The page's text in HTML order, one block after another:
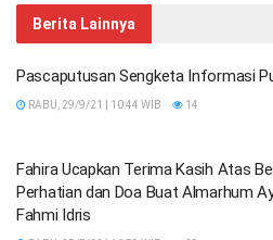
Berita Lainnya
Pascaputusan Sengketa Informasi
RABU, 29/9/21 | 10:44 WIB 14
Fahira Ucapkan Terima Kasih Atas
Perhatian dan Doa Buat Almarhum
Fahmi Idris